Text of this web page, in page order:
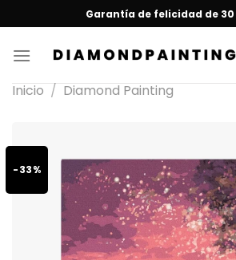
Garantía de felicidad de
Inicio / Diamond Painting
-33%